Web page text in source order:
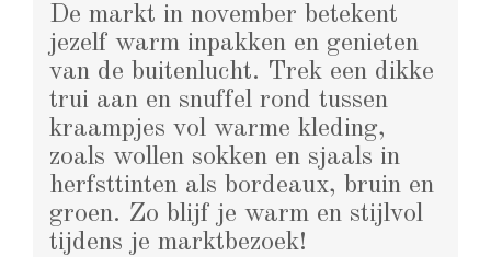
De markt in november betekent
jezelf warm inpakken en genieten
van de buitenlucht. Trek een dikke
trui aan en snuffel rond tussen
kraampjes vol warme kleding,
zoals wollen sokken en sjaals in
herfsttinten als bordeaux, bruin en
groen. Zo blijf je warm en stijlvol
tijdens je marktbezoek!